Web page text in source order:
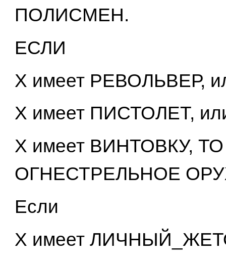
ПОЛИСМЕН.
ЕСЛИ
X имеет РЕВОЛЬВЕР,
X имеет ПИСТОЛЕТ,
X имеет ВИНТОВКУ, ТО
ОГНЕСТРЕЛЬНОЕ
Если
X имеет